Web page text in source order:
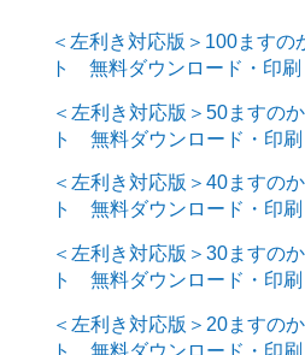
＜左利き対応版＞100ます
ト 無料ダウンロード・印刷
＜左利き対応版＞50ますの
ト 無料ダウンロード・印刷
＜左利き対応版＞40ますの
ト 無料ダウンロード・印刷
＜左利き対応版＞30ますの
ト 無料ダウンロード・印刷
＜左利き対応版＞20ますの
ト 無料ダウンロード・印刷